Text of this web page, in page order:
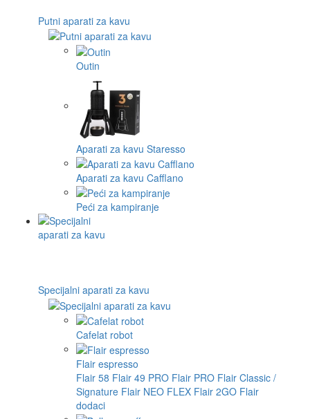
Putni aparati za kavu
Outin
Aparati za kavu Staresso
Aparati za kavu Cafflano
Peći za kampiranje
Specijalni aparati za kavu
Cafelat robot
Flair espresso
Flair 58 Flair 49 PRO Flair PRO Flair Classic /
Signature Flair NEO FLEX Flair 2GO Flair
dodaci